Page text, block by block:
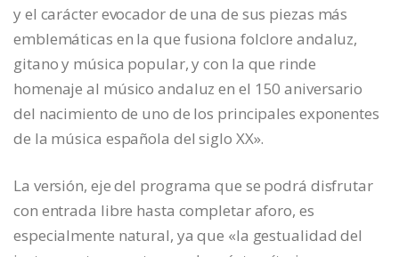
y el carácter evocador de una de sus piezas más
emblemáticas en la que fusiona folclore andaluz,
gitano y música popular, y con la que rinde
homenaje al músico andaluz en el 150 aniversario
del nacimiento de uno de los principales exponentes
de la música española del siglo XX».
La versión, eje del programa que se podrá disfrutar
con entrada libre hasta completar aforo, es
especialmente natural, ya que «la gestualidad del